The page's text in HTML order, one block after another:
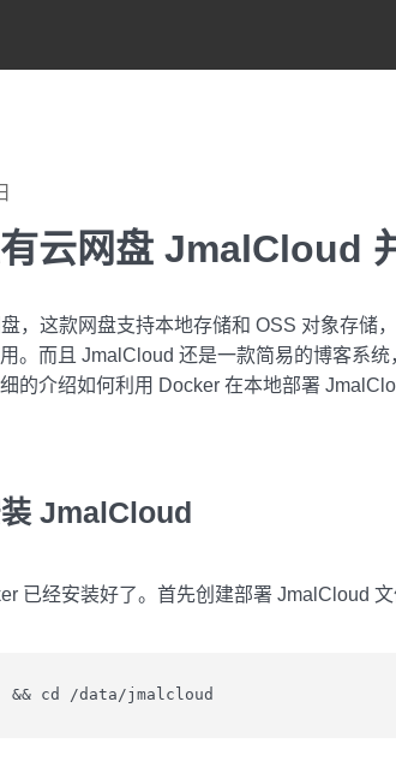
云网盘 JmalCloud
，这款网盘支持本地存储和 OSS 对象存储
。而且 JmalCloud 还是一款简易的博客系
的介绍如何利用 Docker 在本地部署
JmalCloud
已经安装好了。首先创建部署 JmalCloud 文
cd /data/jmalcloud